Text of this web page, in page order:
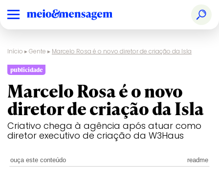
Início ▸Gente ▸ Marcelo Rosa é o novo diretor de criação da Isla
publicidade
Marcelo Rosa é o novo
diretor de criação da Isla
Criativo chega à agência após atuar como
diretor executivo de criação da W3Haus
ouça este conteúdo readme